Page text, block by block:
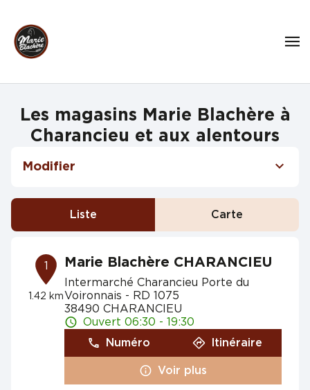
Les magasins Marie Blachère à
Charancieu et aux alentours
Modifier
Liste Carte
1
1.42 km
Marie Blachère CHARANCIEU
Intermarché Charancieu Porte du
Voironnais - RD 1075
38490 CHARANCIEU
Ouvert 06:30 - 19:30
Numéro
Itinéraire
Voir plus